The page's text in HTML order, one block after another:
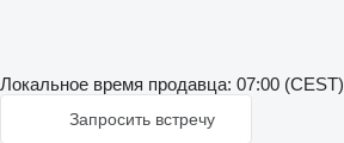
Локальное время продавца: 07:00 (CEST)
Запросить встречу